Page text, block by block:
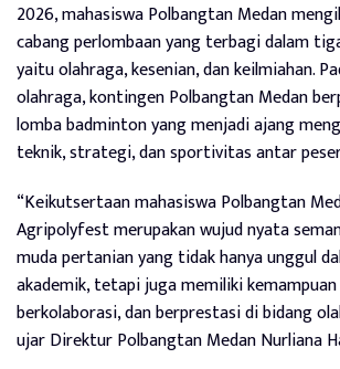
2026, mahasiswa Polbangtan Medan
cabang perlombaan yang terbagi dalam
yaitu olahraga, kesenian, dan keilmiahan.
olahraga, kontingen Polbangtan Medan
lomba badminton yang menjadi ajang
teknik, strategi, dan sportivitas antar
“Keikutsertaan mahasiswa Polbangtan
Agripolyfest merupakan wujud nyata
muda pertanian yang tidak hanya unggul
akademik, tetapi juga memiliki
berkolaborasi, dan berprestasi di bidang
ujar Direktur Polbangtan Medan Nurliana